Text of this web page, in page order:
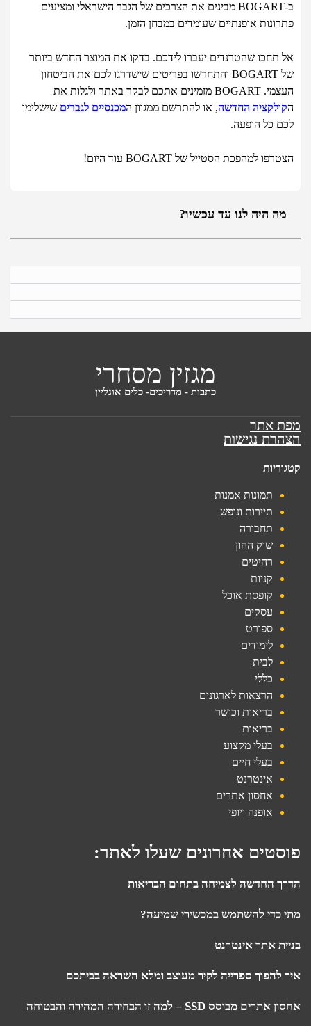
ב-BOGART מבינים את הצרכים של הגבר הישראלי ומציעים
פתרונות אופנתיים שעומדים במבחן הזמן.
אל תחכו שהטרנדים יעברו לידכם. בדקו את המוצר החדש ביותר
של BOGART והתחדשו בפריטים שישדרגו לכם את הביטחון
העצמי. BOGART מזמינים אתכם לבקר באתר ולגלות את
הקולקציה החדשה, או להתרשם ממגוון המכנסיים לגברים שישלימו
לכם כל הופעה.
הצטרפו למהפכת הסטייל של BOGART עוד היום!
מה היה לנו עד עכשיו?
מגזין מסחרי
כתבות - מדריכים- כלים אונליין
מפת אתר
הצהרת נגישות
קטגוריות
תמונות אמנות
תיירות ונופש
תחבורה
שוק ההון
רהיטים
קניות
קופסת אוכל
עסקים
ספורט
לימודים
לבית
כללי
הרצאות לארגונים
בריאות וכושר
בריאות
בעלי מקצוע
בעלי חיים
אינטרנט
אחסון אתרים
אופנה ויופי
פוסטים אחרונים שעלו לאתר:
הדרך החדשה לצמיחה בתחום הבריאות
מתי כדי להשתמש במכשירי שמיעה?
בניית אתר אינטרנט
איך להפוך ספרייה לקיר מעוצב ומלא השראה בביתכם
אחסון אתרים מבוסס SSD – למה זו הבחירה המהירה והבטוחה